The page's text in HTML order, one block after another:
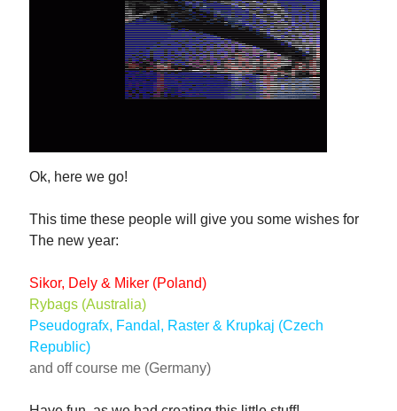
Ok, here we go!
This time these people will give you some wishes for
The new year:
Sikor, Dely & Miker (Poland)
Rybags (Australia)
Pseudografx, Fandal, Raster & Krupkaj (Czech
Republic)
and off course me (Germany)